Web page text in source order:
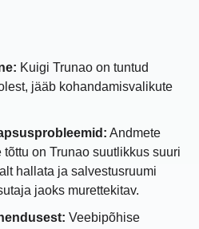
Kuigi Trunao on tuntud
jääb kohandamisvalikute
Andmete
on Trunao suutlikkus suuri
hallata ja salvestusruumi
jaoks murettekitav.
Veebipõhise